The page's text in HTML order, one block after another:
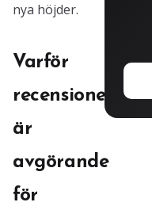
nya höjder.
Varför
recensioner
är
avgörande
för